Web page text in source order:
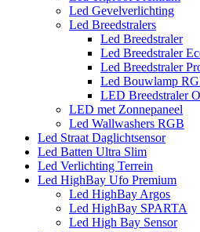
Led Gevelverlichting
Led Breedstralers
Led Breedstraler
Led Breedstraler
Led Breedstraler
Led Bouwlamp
LED Breedstraler
LED met Zonnepaneel
Led Wallwashers RGB
Led Straat Daglichtsensor
Led Batten Ultra Slim
Led Verlichting Terrein
Led HighBay Ufo Premium
Led HighBay Argos
Led HighBay SPARTA
Led High Bay Sensor